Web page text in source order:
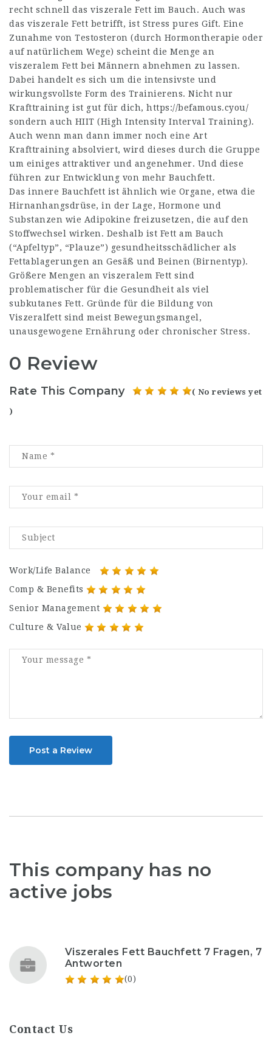
recht schnell das viszerale Fett im Bauch. Auch was
das viszerale Fett betrifft, ist Stress pures Gift. Eine
Zunahme von Testosteron (durch Hormontherapie oder
auf natürlichem Wege) scheint die Menge an
viszeralem Fett bei Männern abnehmen zu lassen.
Dabei handelt es sich um die intensivste und
wirkungsvollste Form des Trainierens. Nicht nur
Krafttraining ist gut für dich, https://befamous.cyou/
sondern auch HIIT (High Intensity Interval Training).
Auch wenn man dann immer noch eine Art
Krafttraining absolviert, wird dieses durch die Gruppe
um einiges attraktiver und angenehmer. Und diese
führen zur Entwicklung von mehr Bauchfett.
Das innere Bauchfett ist ähnlich wie Organe, etwa die
Hirnanhangsdrüse, in der Lage, Hormone und
Substanzen wie Adipokine freizusetzen, die auf den
Stoffwechsel wirken. Deshalb ist Fett am Bauch
(“Apfeltyp”, “Plauze”) gesundheitsschädlicher als
Fettablagerungen an Gesäß und Beinen (Birnentyp).
Größere Mengen an viszeralem Fett sind
problematischer für die Gesundheit als viel
subkutanes Fett. Gründe für die Bildung von
Viszeralfett sind meist Bewegungsmangel,
unausgewogene Ernährung oder chronischer Stress.
0 Review
Rate This Company ( No reviews yet
)
Work/Life Balance
Comp & Benefits
Senior Management
Culture & Value
Post a Review
This company has no
active jobs
Viszerales Fett Bauchfett 7 Fragen, 7
Antworten
(0)
Contact Us